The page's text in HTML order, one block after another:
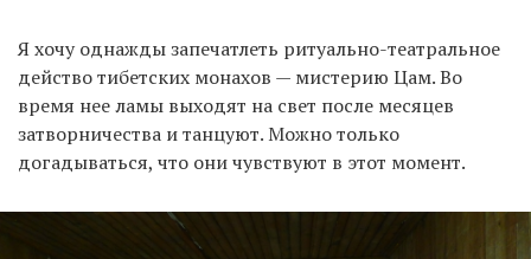
Я хочу однажды запечатлеть ритуально-театральное
действо тибетских монахов — мистерию Цам. Во
время нее ламы выходят на свет после месяцев
затворничества и танцуют. Можно только
догадываться, что они чувствуют в этот момент.